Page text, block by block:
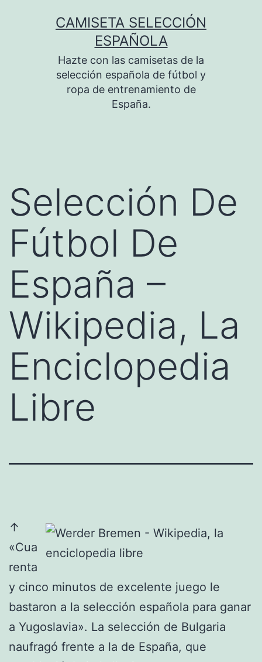
CAMISETA SELECCIÓN
ESPAÑOLA
Hazte con las camisetas de la
selección española de fútbol y
ropa de entrenamiento de
España.
Selección De
Fútbol De
España –
Wikipedia, La
Enciclopedia
Libre
↑
«Cua
renta
y cinco minutos de excelente juego le
bastaron a la selección española para ganar
a Yugoslavia». La selección de Bulgaria
naufragó frente a la de España, que